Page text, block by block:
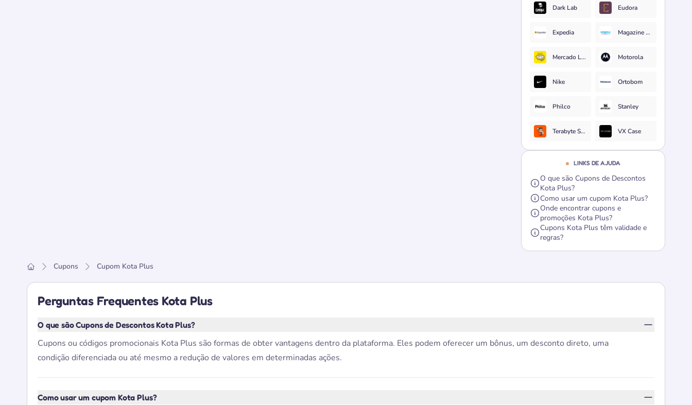
Dark Lab Eudora
Expedia Magazine Luiza
Mercado Livre Motorola
Nike Ortobom
Philco Stanley
Terabyte Shop VX Case
LINKS DE AJUDA
O que são Cupons de Descontos
Kota Plus?
Como usar um cupom Kota Plus?
Onde encontrar cupons e
promoções Kota Plus?
Cupons Kota Plus têm validade e
regras?
Cupons Cupom Kota Plus
Perguntas Frequentes Kota Plus
O que são Cupons de Descontos Kota Plus?
Cupons ou códigos promocionais Kota Plus são formas de obter vantagens dentro da plataforma. Eles podem oferecer um bônus, um desconto direto, uma
condição diferenciada ou até mesmo a redução de valores em determinadas ações.
Como usar um cupom Kota Plus?